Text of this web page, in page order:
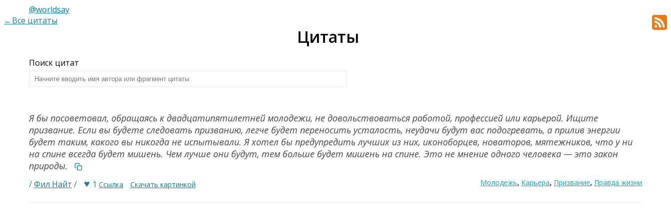
@worldsay
←Все цитаты
Цитаты
Поиск цитат
Я бы посоветовал, обращаясь к двадцатипятилетней молодежи, не довольствоваться работой, профессией или карьерой. Ищите
призвание. Если вы будете следовать призванию, легче будет переносить усталость, неудачи будут вас подогревать, а прилив энергии
будет таким, какого вы никогда не испытывали. Я хотел бы предупредить лучших из них, иконоборцев, новаторов, мятежников, что у ни
на спине всегда будет мишень. Чем лучше они будут, тем больше будет мишень на спине. Это не мнение одного человека — это закон
природы.
/Фил Найт / ♥ 1 Ссылка Скачать картинкой Молодежь, Карьера, Призвание, Правда жизни